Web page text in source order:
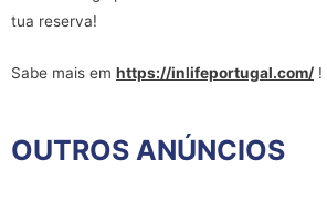
tua reserva!
Sabe mais em https://inlifeportugal.com/ !
OUTROS ANÚNCIOS